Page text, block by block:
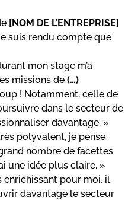
[NOM DE L’ENTREPRISE]
suis rendu compte que
mon stage m’a
missions de (…)
! Notamment, celle de
dans le secteur de
davantage. »
polyvalent, je pense
nombre de facettes
ai une idée plus claire. »
enrichissant pour moi, il
davantage le secteur